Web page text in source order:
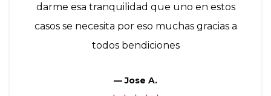
darme esa tranquilidad que uno en estos
casos se necesita por eso muchas gracias a
todos bendiciones
—Jose A.